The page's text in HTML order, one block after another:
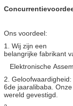
Ons voordeel:
1. Wij zijn een
belangrijke fabrikant
Elektronische
2.
6de jaaralibaba.
wereld gevestigd.